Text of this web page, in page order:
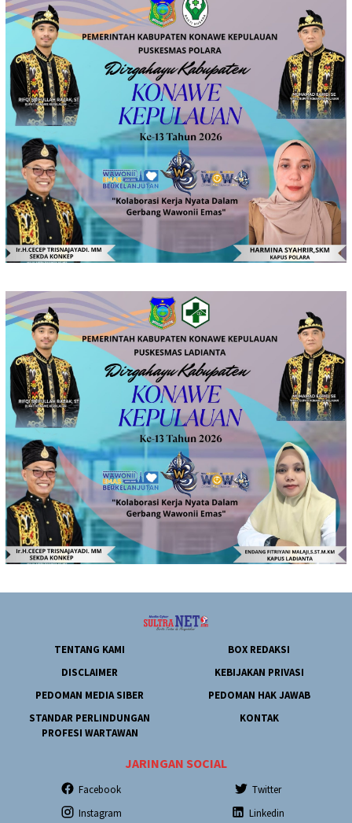
TENTANG KAMI
BOX REDAKSI
DISCLAIMER
KEBIJAKAN PRIVASI
PEDOMAN MEDIA SIBER
PEDOMAN HAK JAWAB
STANDAR PERLINDUNGAN
PROFESI WARTAWAN
KONTAK
JARINGAN SOCIAL
Facebook
Twitter
Instagram
Linkedin